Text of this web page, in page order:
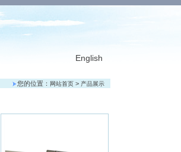
English
您的位置： 网站首页 > 产品展示